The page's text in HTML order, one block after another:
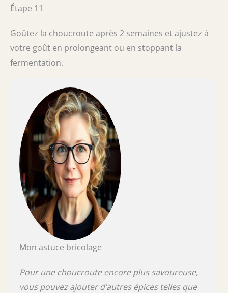
Étape 11
Goûtez la choucroute après 2 semaines et ajustez à
votre goût en prolongeant ou en stoppant la
fermentation.
Mon astuce bricolage
Pour une choucroute encore plus savoureuse,
vous pouvez ajouter d’autres épices telles que